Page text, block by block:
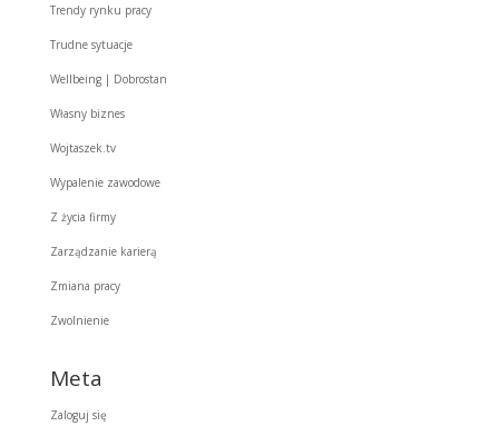
Trendy rynku pracy
Trudne sytuacje
Wellbeing | Dobrostan
Własny biznes
Wojtaszek.tv
Wypalenie zawodowe
Z życia firmy
Zarządzanie karierą
Zmiana pracy
Zwolnienie
Meta
Zaloguj się